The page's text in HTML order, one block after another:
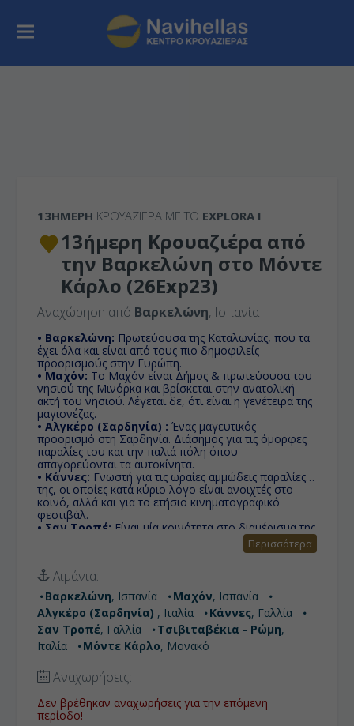
13ΉΜΕΡΗ ΚΡΟΥΑΖΙΕΡΑ ΜΕ ΤΟ EXPLORA I
13ήμερη Κρουαζιέρα από
την Βαρκελώνη στο Μόντε
Κάρλο (26Exp23)
Αναχώρηση από Βαρκελώνη, Ισπανία
• Βαρκελώνη: Πρωτεύουσα της Καταλωνίας, που τα
έχει όλα και είναι από τους πιο δημοφιλείς
προορισμούς στην Ευρώπη.
• Μαχόν: Το Μαχόν είναι Δήμος & πρωτεύουσα του
νησιού της Μινόρκα και βρίσκεται στην ανατολική
ακτή του νησιού. Λέγεται δε, ότι είναι η γενέτειρα της
μαγιονέζας.
• Αλγκέρο (Σαρδηνία) : Ένας μαγευτικός
προορισμό στη Σαρδηνία. Διάσημος για τις όμορφες
παραλίες του και την παλιά πόλη όπου
απαγορεύονται τα αυτοκίνητα.
• Κάννες: Γνωστή για τις ωραίες αμμώδεις παραλίες
της, οι οποίες κατά κύριο λόγο είναι ανοιχτές στο
κοινό, αλλά και για το ετήσιο κινηματογραφικό
φεστιβάλ.
• Σαν Τροπέ: Eίναι μία κοινότητα στο διαμέρισμα της
Βαρ στη Νότια Γαλλία, στην ευρύτερη περιοχή της
Κυανής Ακτής. Διάσημο για τους λαμπερούς και
πλούσιους επισκέπτες του, αποκαλείται συχνά «η
Μαρμπέγια της Γαλλίας».
• Τσιβιταβέκια - Ρώμη: Πόλη με σπουδαία ιστορία
και αξιοσημείωτη προσφορά στην επιστήμη, τον
πολιτισμό και τις τέχνες. Γι' αυτό το λόγο, καθώς και
για τα πολυάριθμα και εξαιρετικής ομορφιάς μνημεία
της, της έχει αποδοθεί η προσωνυμία «η αιώνια
πόλη»
• Μόντε Κάρλο:
καθώς έχει το διάσημο καζίνο της πόλης, όπως και για
πόλη.
Περισσότερα
Λιμάνια:
Βαρκελώνη, Ισπανία Μαχόν, Ισπανία
Αλγκέρο (Σαρδηνία) , Ιταλία Κάννες, Γαλλία
Σαν Τροπέ, Γαλλία Τσιβιταβέκια - Ρώμη,
Ιταλία
Μόντε Κάρλο, Μονακό
Αναχωρήσεις:
Δεν βρέθηκαν αναχωρήσεις για την επόμενη
περίοδο!